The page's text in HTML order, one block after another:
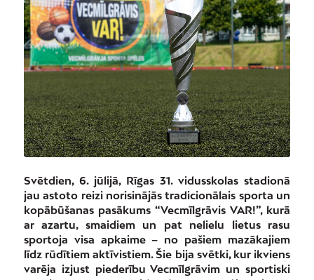
Svētdien, 6. jūlijā, Rīgas 31. vidusskolas stadionā
jau astoto reizi norisinājās tradicionālais sporta un
kopābūšanas pasākums “Vecmīlgrāvis VAR!”, kurā
ar azartu, smaidiem un pat nelielu lietus rasu
sportoja visa apkaime – no pašiem mazākajiem
līdz rūdītiem aktīvistiem. Šie bija svētki, kur ikviens
varēja izjust piederību Vecmīlgrāvim un sportiski